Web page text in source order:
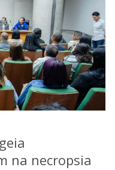
na necropsia